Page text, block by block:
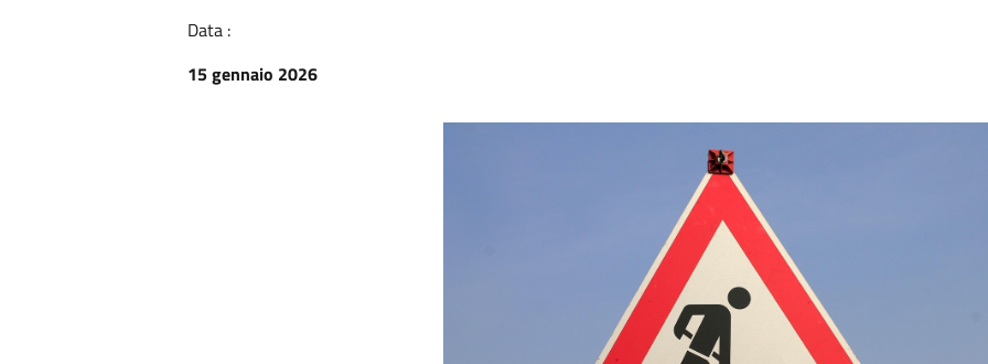
Data :
15 gennaio 2026